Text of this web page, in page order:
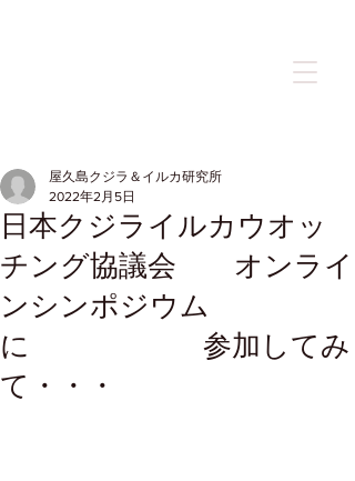
日本クジライルカウオッ
チング協議会 オンライ
ンシンポジウム
に 参加してみ
て・・・
屋久島クジラ＆イルカ研究所
2022年2月5日